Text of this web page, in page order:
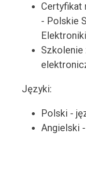
Certyfikat
- Polskie
Elektroniki
Szkolenie
Języki:
Polski -
Angielski